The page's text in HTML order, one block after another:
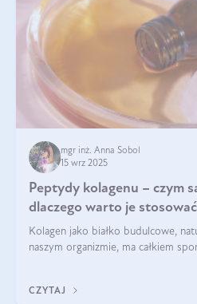
mgr inż. Anna Sobol
15 wrz 2025
Peptydy kolagenu – czym
dlaczego warto je
Kolagen jako białko budulcowe,
naszym organizmie, ma całkiem
bardziej biodostępny
CZYTAJ